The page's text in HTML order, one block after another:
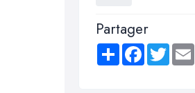
Partager
Share FacebookTwitter